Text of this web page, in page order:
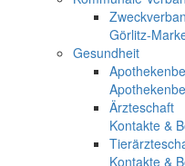
Görlitz-
Gesundheit
Ärzteschaft
Kontakte &
Kontakte &